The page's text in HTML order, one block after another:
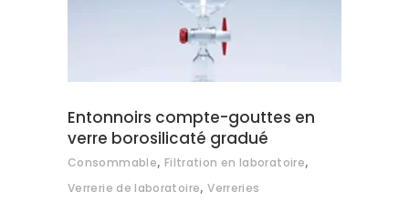
Entonnoirs compte-gouttes en
verre borosilicaté gradué
Consommable, Filtration en laboratoire,
Verrerie de laboratoire,Verreries